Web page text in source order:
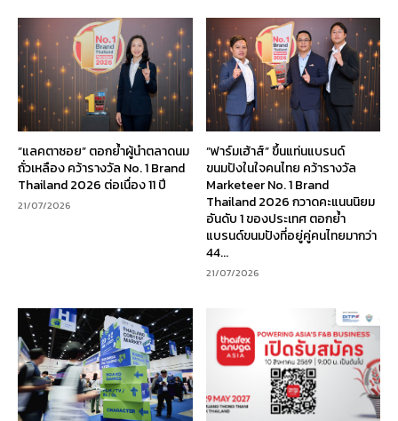
“แลคตาซอย” ตอกย้ำผู้นำตลาดนม
ถั่วเหลือง คว้ารางวัล No. 1 Brand
Thailand 2026 ต่อเนื่อง 11 ปี
21/07/2026
“ฟาร์มเฮ้าส์” ขึ้นแท่นแบรนด์
ขนมปังในใจคนไทย คว้ารางวัล
Marketeer No. 1 Brand
Thailand 2026 กวาดคะแนนนิยม
อันดับ 1 ของประเทศ ตอกย้ำ
แบรนด์ขนมปังที่อยู่คู่คนไทยมากว่า
44...
21/07/2026